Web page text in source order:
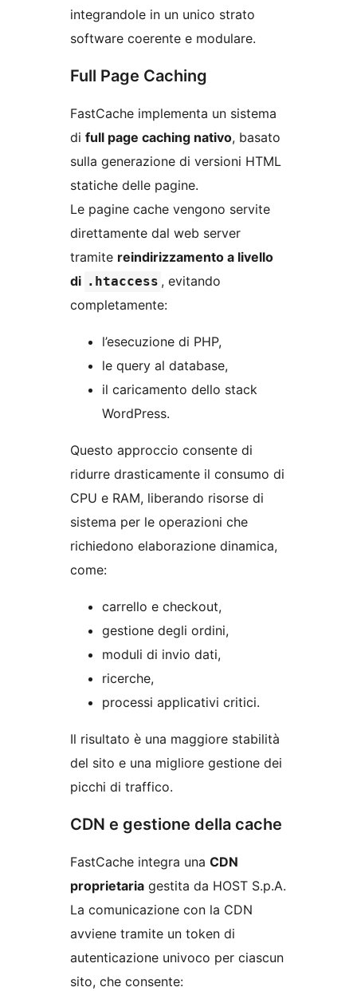
integrandole in un unico strato
software coerente e modulare.
Full Page Caching
FastCache implementa un sistema
di full page caching nativo, basato
sulla generazione di versioni HTML
statiche delle pagine.
Le pagine cache vengono servite
direttamente dal web server
tramite reindirizzamento a livello
di .htaccess , evitando
completamente:
l’esecuzione di PHP,
le query al database,
il caricamento dello stack
WordPress.
Questo approccio consente di
ridurre drasticamente il consumo di
CPU e RAM, liberando risorse di
sistema per le operazioni che
richiedono elaborazione dinamica,
come:
carrello e checkout,
gestione degli ordini,
moduli di invio dati,
ricerche,
processi applicativi critici.
Il risultato è una maggiore stabilità
del sito e una migliore gestione dei
picchi di traffico.
CDN e gestione della cache
FastCache integra una CDN
proprietaria gestita da HOST S.p.A.
La comunicazione con la CDN
avviene tramite un token di
autenticazione univoco per ciascun
sito, che consente: